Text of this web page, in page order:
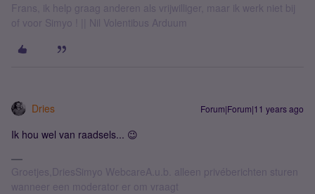
Frans, ik help graag anderen als vrijwilliger, maar ik werk niet bij
of voor Simyo ! || Nil Volentibus Arduum
Dries Forum|Forum|11 years ago
Ik hou wel van raadsels... 😉
Groetjes,DriesSimyo WebcareA.u.b. alleen privéberichten sturen
wanneer een moderator er om vraagt